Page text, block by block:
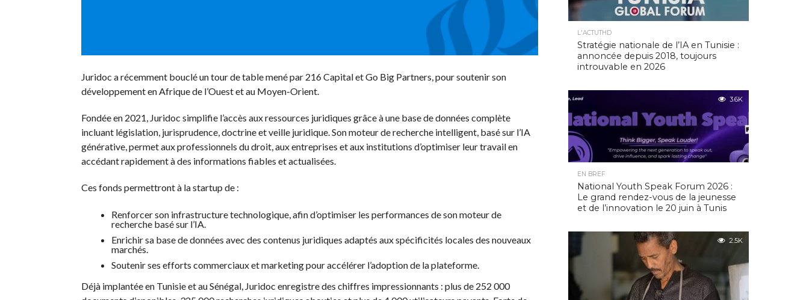
Juridoc a récemment bouclé un tour de table mené par 216 Capital et Go Big Partners, pour soutenir son
développement en Afrique de l’Ouest et au Moyen-Orient.
Fondée en 2021, Juridoc simplifie l’accès aux ressources juridiques grâce à une base de données complète
incluant législation, jurisprudence, doctrine et veille juridique. Son moteur de recherche intelligent, basé sur l’IA
générative, permet aux professionnels du droit, aux entreprises et aux institutions d’optimiser leur travail en
accédant rapidement à des informations fiables et actualisées.
Ces fonds permettront à la startup de :
Renforcer son infrastructure technologique, afin d’optimiser les performances de son moteur de
recherche basé sur l’IA.
Enrichir sa base de données avec des contenus juridiques adaptés aux spécificités locales des nouveaux
marchés.
Soutenir ses efforts commerciaux et marketing pour accélérer l’adoption de la plateforme.
Déjà implantée en Tunisie et au Sénégal, Juridoc enregistre des chiffres impressionnants : plus de 252 000
L'ACTUTHD
Stratégie nationale de l’IA en Tunisie :
annoncée depuis 2018, toujours
introuvable en 2026
3.6K
EN BREF
National Youth Speak Forum 2026 :
Le grand rendez-vous de la jeunesse
et de l’innovation le 20 juin à Tunis
2.5K